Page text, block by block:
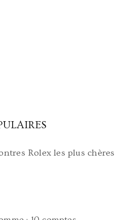
Rolex les plus chères